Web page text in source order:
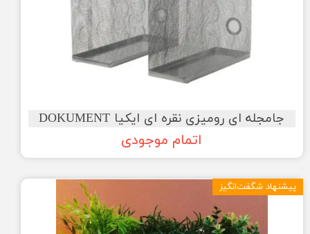
جامجله ای رومیزی نقره ای ایکیا DOKUMENT
اتمام موجودی
پیشنهاد شگفت‌انگیز